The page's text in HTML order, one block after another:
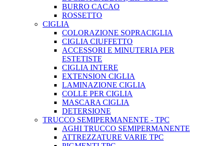
BURRO CACAO
ROSSETTO
CIGLIA
COLORAZIONE SOPRACIGLIA
CIGLIA CIUFFETTO
ACCESSORI E MINUTERIA PER
ESTETISTE
CIGLIA INTERE
EXTENSION CIGLIA
LAMINAZIONE CIGLIA
COLLE PER CIGLIA
MASCARA CIGLIA
DETERSIONE
TRUCCO SEMIPERMANENTE - TPC
AGHI TRUCCO SEMIPERMANENTE
ATTREZZATURE VARIE TPC